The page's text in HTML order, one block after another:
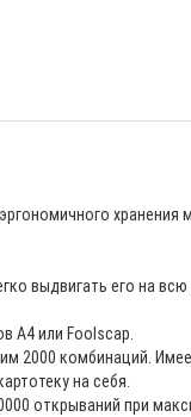
выдвигать его на всю
А4 или Foolscap.
2000 комбинаций.
на себя.
открываний при